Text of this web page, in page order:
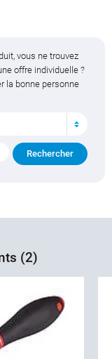
vous ne trouvez
offre individuelle ?
la bonne personne
(2)